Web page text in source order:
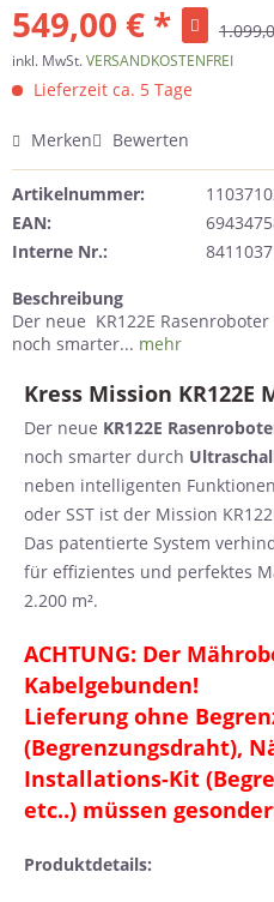
549,00 € *
inkl. MwSt.VERSANDKOSTENFREI
Lieferzeit ca. 5 Tage
Merken Bewerten
Artikelnummer:
EAN:
Interne Nr.:
Beschreibung
Der neue KR122E
noch smarter... mehr
Kress Mission KR122E
Der neue KR122E
noch smarter durch
neben intelligenten
oder SST ist der Mission
Das patentierte System
für effizientes und perfektes
2.200 m².
ACHTUNG: Der
Kabelgebunden!
Lieferung ohne
(Begrenzungsdraht),
Installations-Kit
etc..) müssen
Produktdetails: